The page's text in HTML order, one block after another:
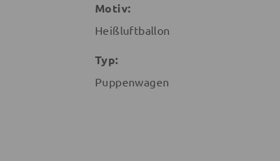
Motiv:
Heißluftballon
Typ:
Puppenwagen